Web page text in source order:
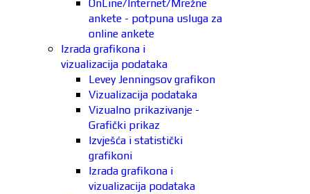
OnLine/Internet/Mrežne
ankete - potpuna usluga za
online ankete
Izrada grafikona i
vizualizacija podataka
Levey Jenningsov grafikon
Vizualizacija podataka
Vizualno prikazivanje -
Grafički prikaz
Izvješća i statistički
grafikoni
Izrada grafikona i
vizualizacija podataka